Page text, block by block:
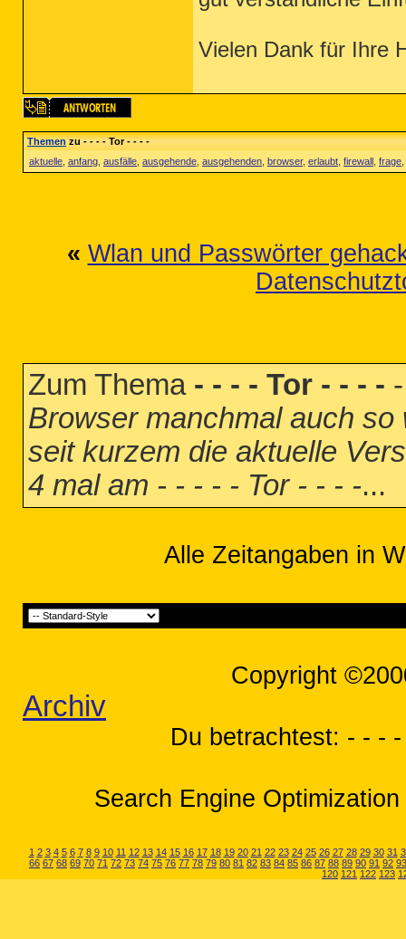
Vielen Dank für Ihre
Themenzu - - - - Tor - - - -
aktuelle anfang ausfälle ausgehende ausgehenden browser, erlaubt firewall frage
« Wlan und Passwörter
Zum Thema - - - - Tor - - - -
Browser manchmal auch
seit kurzem die aktuelle
4 mal am - - - - - Tor - - - -...
Alle Zeitangaben in
Copyright
Archiv
Du betrachtest: - - -
Search Engine
1 2 3 4 5 6 7 8 9 10 11 12 13 14 15 16 17 18 19 20 21 22 23 24 25 26 27 28 29 30 31
66 67 68 69 70 71 72 73 74 75 76 77 78 79 80 81 82 83 84 85 86 87 88 89 90 91 92 93
120 121 122 123